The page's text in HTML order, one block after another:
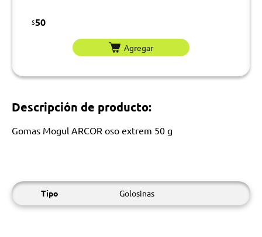
$50
Agregar
Descripción de producto:
Gomas Mogul ARCOR oso extrem 50 g
Tipo Golosinas